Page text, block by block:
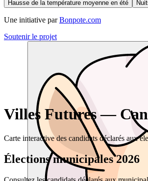
Hausse de la température moyenne en été
Une initiative par Bonpote.com
Soutenir le projet
Villes Futures —
Carte interactive des candidats déclarés aux
Élections municipales 2026